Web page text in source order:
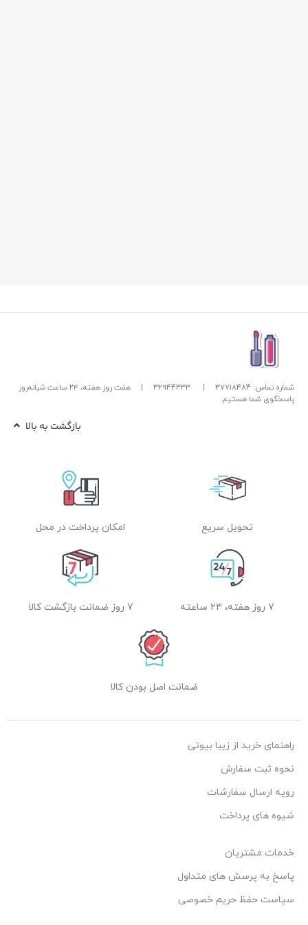
شماره تماس: 37718484 |
32944333
|
هفت روز هفته، ۲۴ ساعت شبانه‌روز
پاسخگوی شما هستیم.
بازگشت به بالا
تحویل سریع امکان پرداخت در محل
۷ روز هفته، ۲۴ ساعته 7 روز ضمانت بازگشت کالا
ضمانت اصل بودن کالا
راهنمای خرید از زیبا بیوتی
نحوه ثبت سفارش
رویه ارسال سفارشات
شیوه های پرداخت
خدمات مشتریان
پاسخ به پرسش های متداول
سیاست حفظ حریم خصوصی